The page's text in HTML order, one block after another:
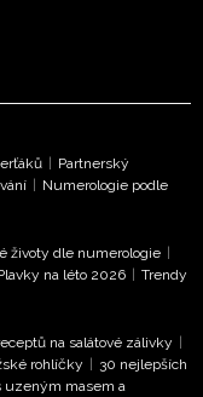
Partnerský
Numerologie podle
životy dle numerologie
na léto 2026
Trendy
na salátové zálivky
rohlíčky
30 nejlepších
uzeným masem a